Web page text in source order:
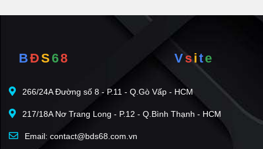
BĐS68 Vsite
266/24A Đường số 8 - P.11 - Q.Gò Vấp - HCM
217/18A Nơ Trang Long - P.12 - Q.Bình Thạnh - HCM
Email: contact@bds68.com.vn